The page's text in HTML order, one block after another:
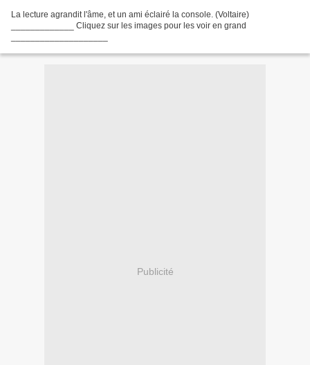
La lecture agrandit l'âme, et un ami éclairé la console. (Voltaire)
_____________ Cliquez sur les images pour les voir en grand
Publicité